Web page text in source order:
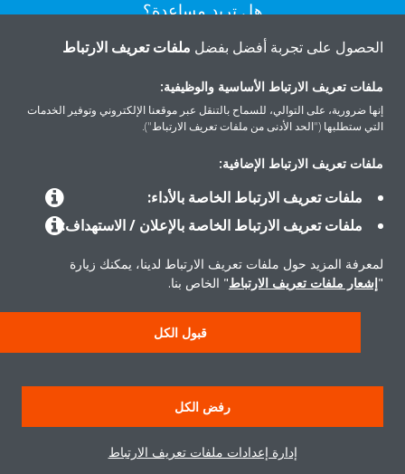
هل تريد مساعدة؟
المنتجات
حول دايكن
إشعار قانوني إشعار ملف تعريف الارتباط
سياسة خصوصية البيانات
أخلاقيات الشركة
الحصول على تجربة أفضل بفضل ملفات تعريف الارتباط
ملفات تعريف الارتباط الأساسية والوظيفية:
إنها ضرورية، على التوالي، للسماح بالتنقل عبر موقعنا الإلكتروني وتوفير الخدمات
التي ستطلبها ("الحد الأدنى من ملفات تعريف الارتباط").
ملفات تعريف الارتباط الإضافية:
ملفات تعريف الارتباط الخاصة بالأداء:
ملفات تعريف الارتباط الخاصة بالإعلان / الاستهداف:
لمعرفة المزيد حول ملفات تعريف الارتباط لدينا، يمكنك زيارة
"إشعار ملفات تعريف الارتباط" الخاص بنا.
قبول الكل
رفض الكل
إدارة إعدادات ملفات تعريف الارتباط